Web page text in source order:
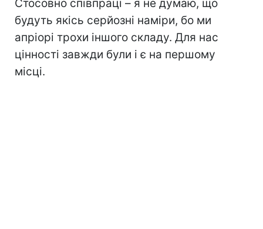
Стосовно співпраці – я не думаю, що
будуть якісь серйозні наміри, бо ми
апріорі трохи іншого складу. Для нас
цінності завжди були і є на першому
місці.